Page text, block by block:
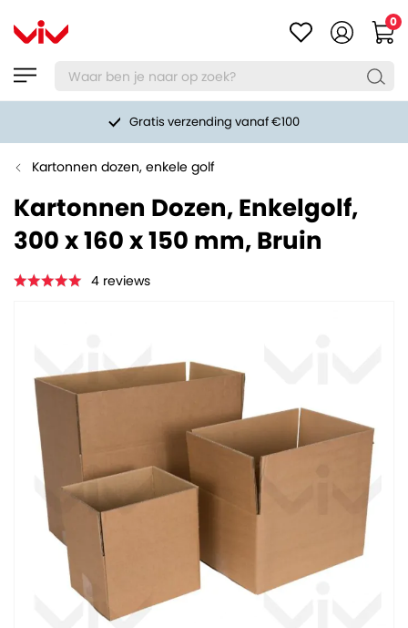
0
Gratis verzending vanaf €100
Kartonnen dozen, enkele golf
Kartonnen Dozen, Enkelgolf,
300 x 160 x 150 mm, Bruin
4 reviews